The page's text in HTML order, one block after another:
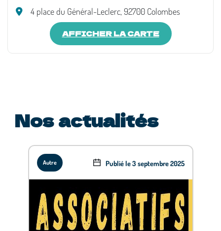
4 place du Général-Leclerc, 92700 Colombes
AFFICHER LA CARTE
Nos actualités
Autre Publié le 3 septembre 2025